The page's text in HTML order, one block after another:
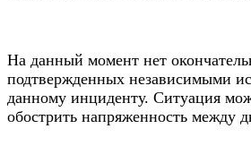
На данный момент нет
подтвержденных независимыми
данному инциденту. Ситуация
обострить напряженность между